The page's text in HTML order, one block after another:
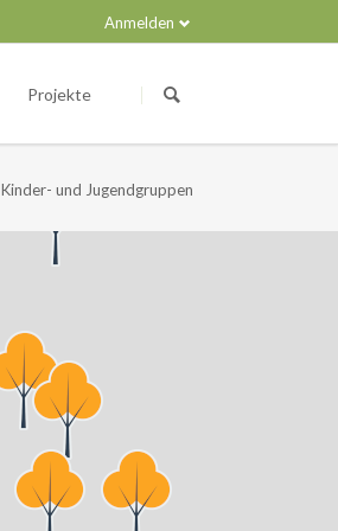
Anmelden
überspringen
Projekte
Kinder- und Jugendgruppen